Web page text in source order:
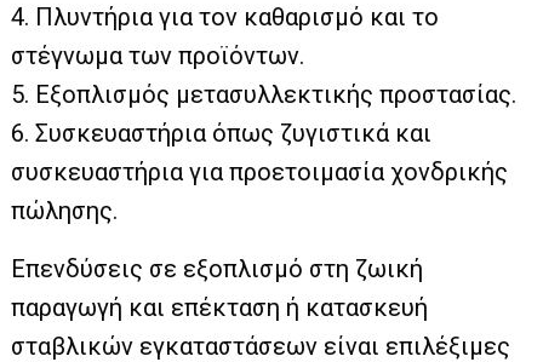
4. Πλυντήρια για τον καθαρισµό και το
στέγνωµα των προϊόντων.
5. Εξοπλισµός µετασυλλεκτικής προστασίας.
6. Συσκευαστήρια όπως ζυγιστικά και
συσκευαστήρια για προετοιµασία χονδρικής
πώλησης.
Επενδύσεις σε εξοπλισµό στη ζωική
παραγωγή και επέκταση ή κατασκευή
σταβλικών εγκαταστάσεων είναι επιλέξιµες